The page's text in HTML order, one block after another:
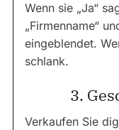
Wenn sie „Ja“
„Firmenname“
eingeblendet.
schlank.
3.
Verkaufen Sie